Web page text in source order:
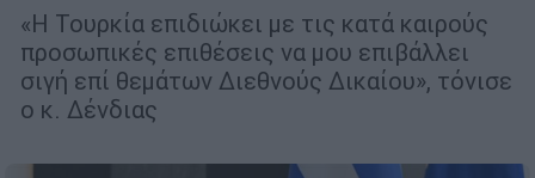
«Η Τουρκία επιδιώκει με τις κατά καιρούς
προσωπικές επιθέσεις να μου επιβάλλει
σιγή επί θεμάτων Διεθνούς Δικαίου», τόνισε
ο κ. Δένδιας